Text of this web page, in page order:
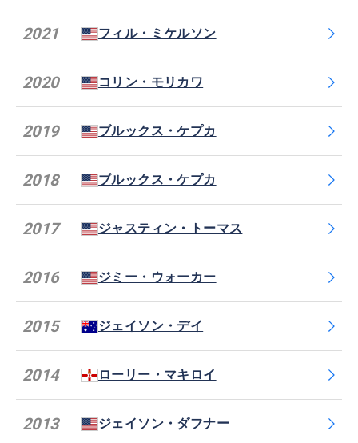
2021 フィル・ミケルソン
2020 コリン・モリカワ
2019 ブルックス・ケプカ
2018 ブルックス・ケプカ
2017 ジャスティン・トーマス
2016 ジミー・ウォーカー
2015 ジェイソン・デイ
2014 ローリー・マキロイ
2013 ジェイソン・ダフナー